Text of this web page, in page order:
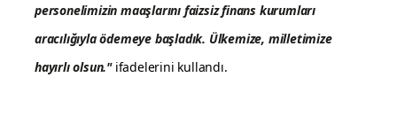
personelimizin maaşlarını faizsiz finans kurumları
aracılığıyla ödemeye başladık. Ülkemize, milletimize
hayırlı olsun."ifadelerini kullandı.